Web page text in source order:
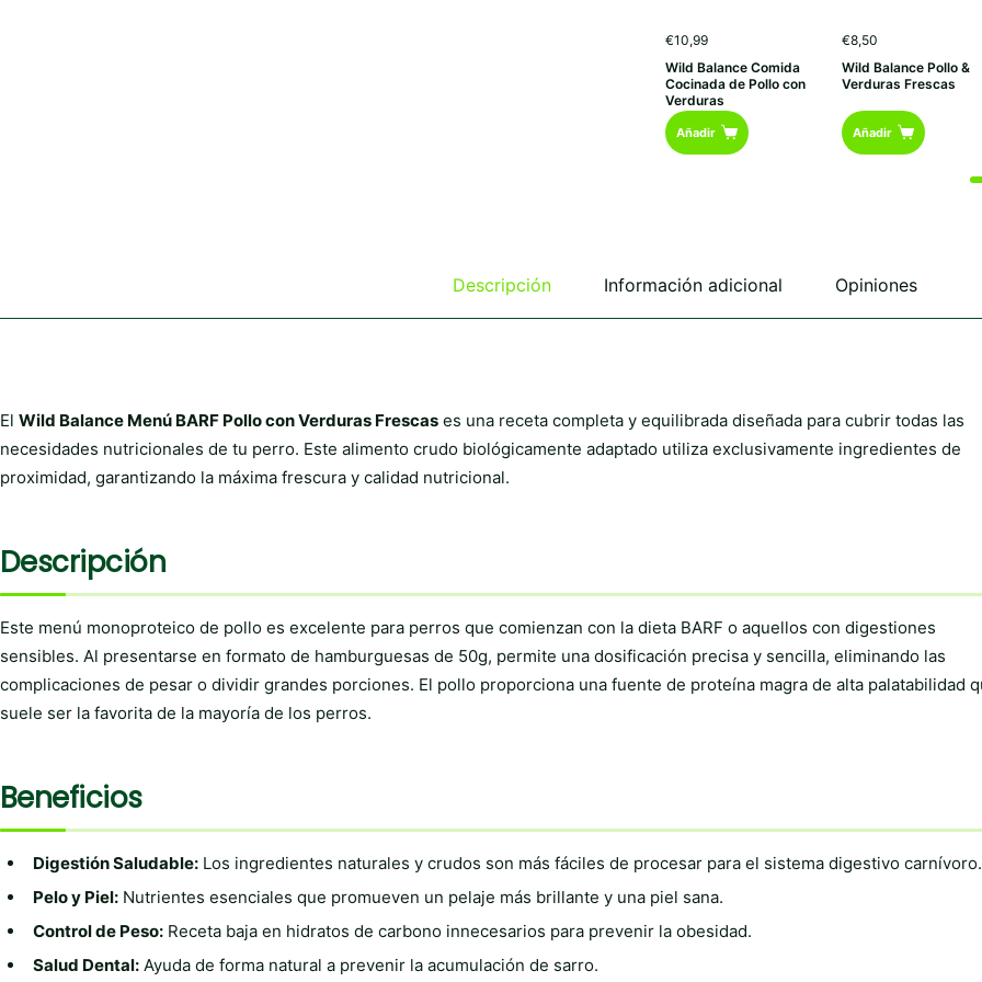
€10,99
Wild Balance Comida
Cocinada de Pollo con
Verduras
Añadir
€8,50
Wild Balance Pollo &
Verduras Frescas
Añadir
Descripción Información adicional Opiniones
El Wild Balance Menú BARF Pollo con Verduras Frescas es una receta completa y equilibrada diseñada para cubrir todas las
necesidades nutricionales de tu perro. Este alimento crudo biológicamente adaptado utiliza exclusivamente ingredientes de
proximidad, garantizando la máxima frescura y calidad nutricional.
Descripción
Este menú monoproteico de pollo es excelente para perros que comienzan con la dieta BARF o aquellos con digestiones
sensibles. Al presentarse en formato de hamburguesas de 50g, permite una dosificación precisa y sencilla, eliminando las
complicaciones de pesar o dividir grandes porciones. El pollo proporciona una fuente de proteína magra de alta palatabilidad
suele ser la favorita de la mayoría de los perros.
Beneficios
Digestión Saludable: Los ingredientes naturales y crudos son más fáciles de procesar para el sistema digestivo carnívoro.
Pelo y Piel: Nutrientes esenciales que promueven un pelaje más brillante y una piel sana.
Control de Peso: Receta baja en hidratos de carbono innecesarios para prevenir la obesidad.
Salud Dental: Ayuda de forma natural a prevenir la acumulación de sarro.